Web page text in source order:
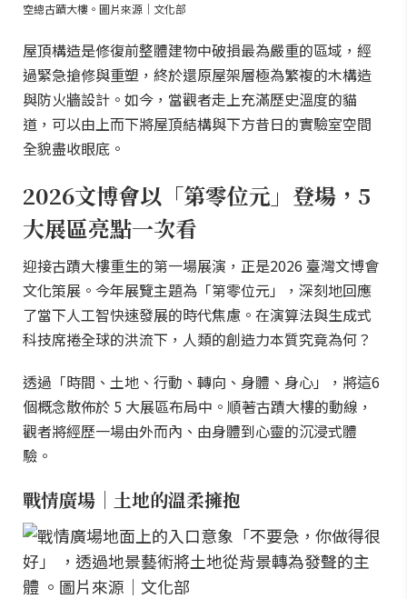
空總古蹟大樓。圖片來源｜文化部
屋頂構造是修復前整體建物中破損最為嚴重的區域，經
過緊急搶修與重塑，終於還原屋架層極為繁複的木構造
與防火牆設計。如今，當觀者走上充滿歷史溫度的貓
道，可以由上而下將屋頂結構與下方昔日的實驗室空間
全貌盡收眼底。
2026文博會以「第零位元」登場，5
大展區亮點一次看
迎接古蹟大樓重生的第一場展演，正是2026 臺灣文博會
文化策展。今年展覽主題為「第零位元」，深刻地回應
了當下人工智快速發展的時代焦慮。在演算法與生成式
科技席捲全球的洪流下，人類的創造力本質究竟為何？
透過「時間、土地、行動、轉向、身體、身心」，將這6
個概念散佈於 5 大展區布局中。順著古蹟大樓的動線，
觀者將經歷一場由外而內、由身體到心靈的沉浸式體
驗。
戰情廣場｜土地的溫柔擁抱